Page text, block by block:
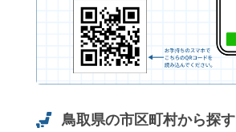
鳥取県の市区町村から探す